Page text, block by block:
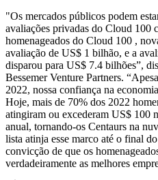
"Os mercados públicos podem
avaliações privadas do Cloud 100
homenageados do Cloud 100 ,
avaliação de US$ 1 bilhão, e a
disparou para US$ 7.4 bilhões”,
Bessemer Venture Partners.
2022, nossa confiança na
Hoje, mais de 70% dos 2022
atingiram ou excederam US$ 100
anual, tornando-os Centaurs na
lista atinja esse marco até o final
convicção de que os
verdadeiramente as melhores